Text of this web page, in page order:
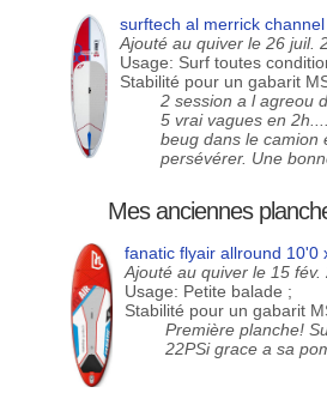
surftech al merrick
Ajouté au quiver le 26 juil.
Usage: Surf toutes
Stabilité pour un gabarit
2 session a l agreou
5 vrai vagues en
beug dans le camion
persévérer. Une
Mes anciennes
fanatic flyair allround 10'0
Ajouté au quiver le 15 fév.
Usage: Petite balade ;
Stabilité pour un gabarit
Première planche!
22PSi grace a sa